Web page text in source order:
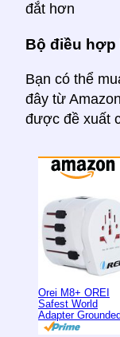
đắt hơn
Bộ điều hợp
Bạn có thể
đây từ
được đề xuất
Orei M8+ OREI
Safest World
Adapter